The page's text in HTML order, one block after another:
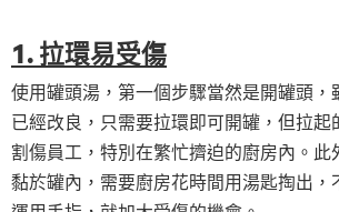
1. 拉環易受傷
使用罐頭湯，第一個步驟當然是開罐頭，
已經改良，只需要拉環即可開罐，但拉起
割傷員工，特別在繁忙擠迫的廚房內。此
黏於罐內，需要廚房花時間用湯匙掏出，